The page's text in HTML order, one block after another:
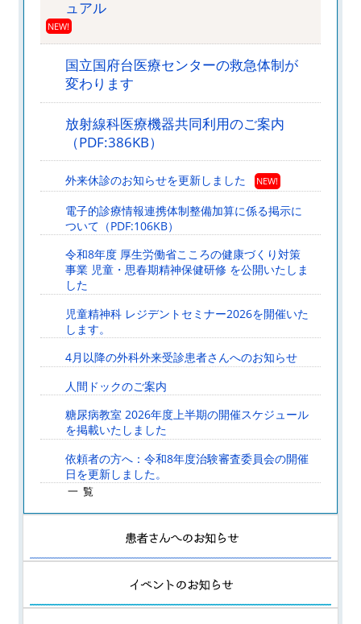
ュアル
NEW!
国立国府台医療センターの救急体制が
変わります
放射線科医療機器共同利用のご案内
（PDF:386KB）
外来休診のお知らせを更新しました NEW!
電子的診療情報連携体制整備加算に係る掲示に
ついて（PDF:106KB）
令和8年度 厚生労働省こころの健康づくり対策
事業 児童・思春期精神保健研修 を公開いたしま
した
児童精神科 レジデントセミナー2026を開催いた
します。
4月以降の外科外来受診患者さんへのお知らせ
人間ドックのご案内
糖尿病教室 2026年度上半期の開催スケジュール
を掲載いたしました
依頼者の方へ：令和8年度治験審査委員会の開催
日を更新しました。
一覧